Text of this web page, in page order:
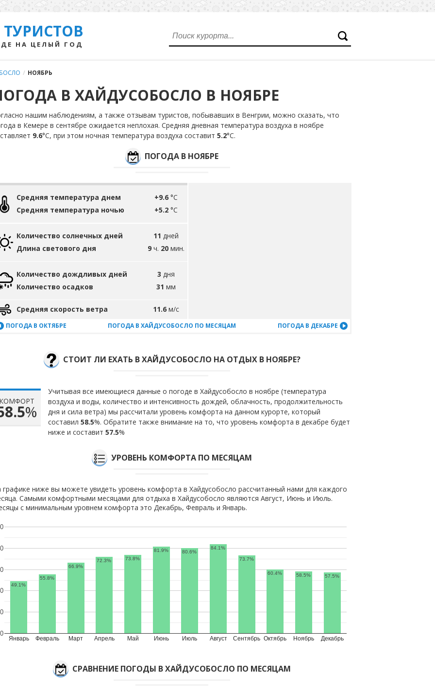
НА ЦЕЛЫЙ ГОД
/ НОЯБРЬ
В ХАЙДУСОБОСЛО В НОЯБРЕ
нашим наблюдениям, а также отзывам туристов, побывавших в Венгрии, можно сказать, что
в Кемере в сентябре ожидается неплохая. Средняя дневная температура воздуха в ноябре
9.6°С, при этом ночная температура воздуха составит 5.2°С.
ПОГОДА В НОЯБРЕ
Средняя температура днем
Средняя температура ночью
+9.6 °C
+5.2 °C
Количество солнечных дней
Длина светового дня
11 дней
9 ч. 20 мин.
Количество дождливых дней
Количество осадков
3 дня
31 мм
Средняя скорость ветра 11.6 м/с
ПОГОДА В ОКТЯБРЕ ПОГОДА В ХАЙДУСОБОСЛО ПО МЕСЯЦАМ ПОГОДА В ДЕКАБРЕ
СТОИТ ЛИ ЕХАТЬ В ХАЙДУСОБОСЛО НА ОТДЫХ В НОЯБРЕ?
КОМФОРТ
%
Учитывая все имеющиеся данные о погоде в Хайдусобосло в ноябре (температура
воздуха и воды, количество и интенсивность дождей, облачность, продолжительность
дня и сила ветра) мы рассчитали уровень комфорта на данном курорте, который
составил 58.5%. Обратите также внимание на то, что уровень комфорта в декабре будет
ниже и составит 57.5%
УРОВЕНЬ КОМФОРТА ПО МЕСЯЦАМ
графике ниже вы можете увидеть уровень комфорта в Хайдусобосло рассчитанный нами для каждого
Самыми комфортными месяцами для отдыха в Хайдусобосло являются Август, Июнь и Июль.
с минимальным уровнем комфорта это Декабрь, Февраль и Январь.
Январь Февраль Март Апрель Май Июнь Июль Август Сентябрь Октябрь Ноябрь Декабрь
0
49.1%
55.8%
66.9%
72.3% 73.8%
81.9% 80.6%
84.1%
73.7%
60.4% 58.5% 57.5%
СРАВНЕНИЕ ПОГОДЫ В ХАЙДУСОБОСЛО ПО МЕСЯЦАМ